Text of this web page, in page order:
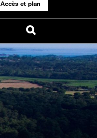
Accès et plan